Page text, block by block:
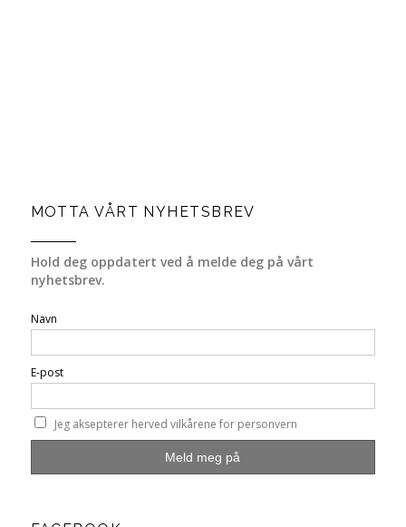
MOTTA VÅRT NYHETSBREV
Hold deg oppdatert ved å melde deg på vårt
nyhetsbrev.
Navn
E-post
Jeg aksepterer herved vilkårene for personvern